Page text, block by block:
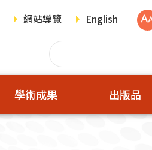
網站導覽 English
學術成果 出版品